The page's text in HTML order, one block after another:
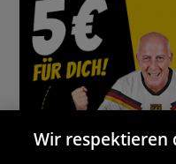
Wir respektieren